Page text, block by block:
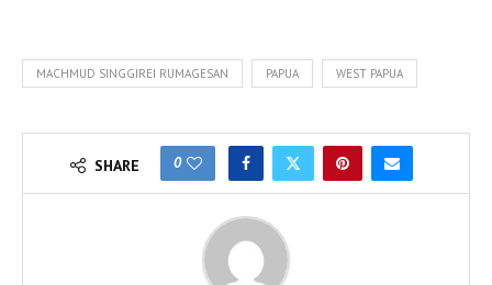
MACHMUD SINGGIREI RUMAGESAN PAPUA WEST PAPUA
SHARE 0